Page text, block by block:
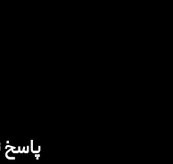
پاسخ تلاطم تحت اثر
پاسخ